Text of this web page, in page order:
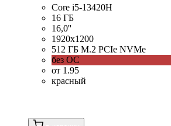
Core i5-13420H
16 ГБ
16,0''
1920x1200
512 ГБ M.2 PCIe NVMe
без ОС
от 1.95
красный